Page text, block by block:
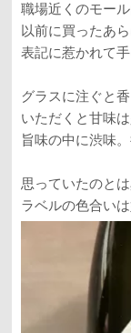
職場近くのモー
以前に買ったあ
表記に惹かれて
グラスに注ぐと香
いただくと甘味
旨味の中に渋味
思っていたのと
ラベルの色合いは